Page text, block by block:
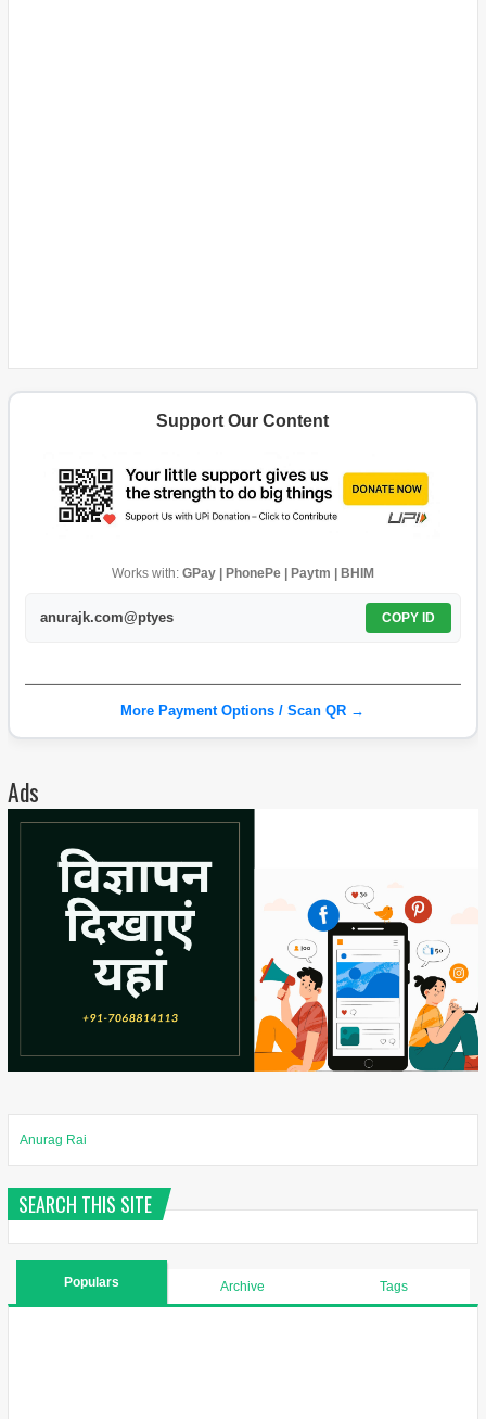
Support Our Content
Works with: GPay | PhonePe | Paytm | BHIM
anurajk.com@ptyes COPY ID
More Payment Options / Scan QR →
Ads
Anurag Rai
SEARCH THIS SITE
Populars Archive Tags